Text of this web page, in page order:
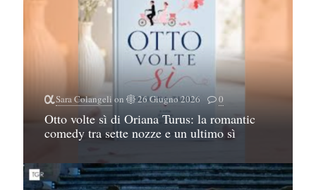
Sara Colangeli on 26 Giugno 2026 0
Otto volte sì di Oriana Turus: la romantic
comedy tra sette nozze e un ultimo sì